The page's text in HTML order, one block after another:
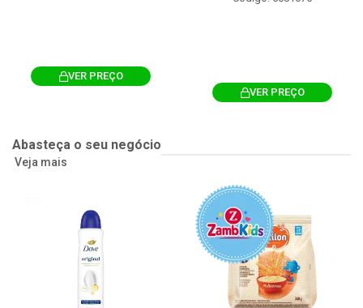
VER PREÇO
VER PREÇO
Abasteça o seu negócio
Veja mais